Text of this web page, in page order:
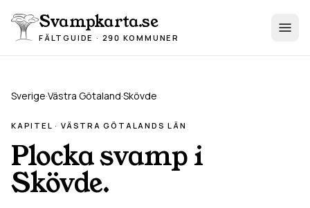
Svampkarta.se
FÄLTGUIDE · 290 KOMMUNER
Sverige·Västra Götaland·Skövde
KAPITEL · VÄSTRA GÖTALAND S LÄN
Plocka svamp i
Skövde.